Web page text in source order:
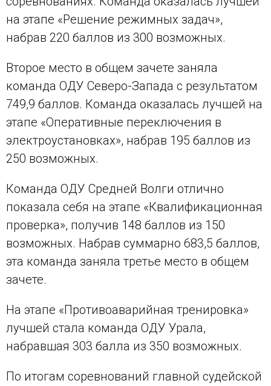
на этапе «Решение режимных задач»,
набрав 220 баллов из 300 возможных.
Второе место в общем зачете заняла
команда ОДУ Северо-Запада с результатом
749,9 баллов. Команда оказалась лучшей на
этапе «Оперативные переключения в
электроустановках», набрав 195 баллов из
250 возможных.
Команда ОДУ Средней Волги отлично
показала себя на этапе «Квалификационная
проверка», получив 148 баллов из 150
возможных. Набрав суммарно 683,5 баллов,
эта команда заняла третье место в общем
зачете.
На этапе «Противоаварийная тренировка»
лучшей стала команда ОДУ Урала,
набравшая 303 балла из 350 возможных.
По итогам соревнований главной судейской